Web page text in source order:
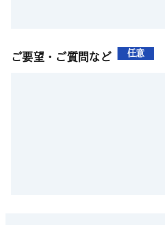
ご要望・ご質問など 任意